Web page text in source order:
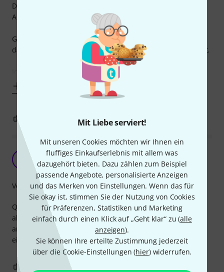
Mit Liebe serviert!
Mit unseren Cookies möchten wir Ihnen ein
fluffiges Einkaufserlebnis mit allem was
dazugehört bieten. Dazu zählen zum Beispiel
passende Angebote, personalisierte Anzeigen
und das Merken von Einstellungen. Wenn das für
Sie okay ist, stimmen Sie der Nutzung von Cookies
für Präferenzen, Statistiken und Marketing
einfach durch einen Klick auf „Geht klar“ zu (alle
anzeigen).
Sie können Ihre erteilte Zustimmung jederzeit
über die Cookie-Einstellungen (hier) widerrufen.
Das originale Netzteil gibt 2 Ampere aus und dieses 3
Ampere, jedoch stellt dies kein Problem dar.
Generell ist der Stecker größer und nimmt mehr Platz weg,
dafür ist es aber um einiges dicker und stabiler verarbeitet.
Ich nutze nun das ursprünglich
BEWERTUNG MELDEN
Passt
Patrick8733 22.06.2021
Qualität besser, als der Preis vermuten lässt. Ich nutze es
als Backup Netzteil für den Quad Cortex, also nicht in der
angedachten Funktion mit dem HB Netzteil. Funktioniert
einwandfrei, der Stecker wirkt stabil.
Verarbeitung